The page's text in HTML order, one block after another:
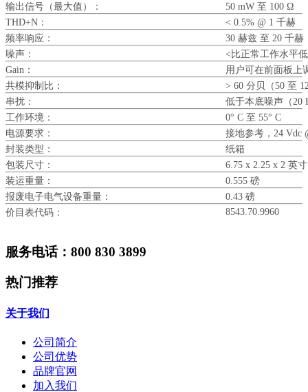
输出信号（最大值）：
50 mW 至 100 Ω
THD+N：
< 0.5% @ 1 千赫
频率响应：
30 赫兹 至 20 千赫
噪声：
<比正常工作水平
Gain：
用户可在前面板上
共模抑制比：
> 60 分贝（50 至
串扰：
低于本底噪声（20
工作环境：
0° C 至 55° C
电源要求：
接地参考，24 Vdc
封装类型：
纸箱
包装尺寸：
6.75 x 2.25 x 2 英寸
装运重量：
0.555 磅
报废电子电气设备重量：
0.43 磅
价目表代码：
8543.70.9960
服务电话：800 830 3899
热门推荐
关于我们
公司简介
公司优势
品牌官网
加入我们